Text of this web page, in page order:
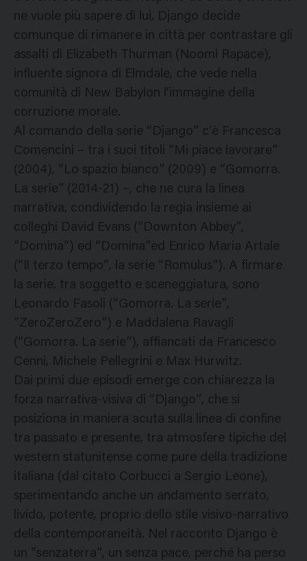
ne vuole più sapere di lui, Django decide
comunque di rimanere in città per contrastare gli
assalti di Elizabeth Thurman (Noomi Rapace),
influente signora di Elmdale, che vede nella
comunità di New Babylon l’immagine della
corruzione morale.
Al comando della serie “Django” c’è Francesca
Comencini – tra i suoi titoli “Mi piace lavorare”
(2004), “Lo spazio bianco” (2009) e “Gomorra.
La serie” (2014-21) –, che ne cura la linea
narrativa, condividendo la regia insieme ai
colleghi David Evans (“Downton Abbey”,
“Domina”) ed “Domina”ed Enrico Maria Artale
(“Il terzo tempo”, la serie “Romulus”). A firmare
la serie, tra soggetto e sceneggiatura, sono
Leonardo Fasoli (“Gomorra. La serie”,
“ZeroZeroZero”) e Maddalena Ravagli
(“Gomorra. La serie”), affiancati da Francesco
Cenni, Michele Pellegrini e Max Hurwitz.
Dai primi due episodi emerge con chiarezza la
forza narrativa-visiva di “Django”, che si
posiziona in maniera acuta sulla linea di confine
tra passato e presente, tra atmosfere tipiche del
western statunitense come pure della tradizione
italiana (dal citato Corbucci a Sergio Leone),
sperimentando anche un andamento serrato,
livido, potente, proprio dello stile visivo-narrativo
della contemporaneità. Nel racconto Django è
un “senzaterra”, un senza pace, perché ha perso